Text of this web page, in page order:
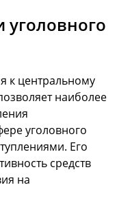
уголовного
к центральному
наиболее
уголовного
Его
средств
на